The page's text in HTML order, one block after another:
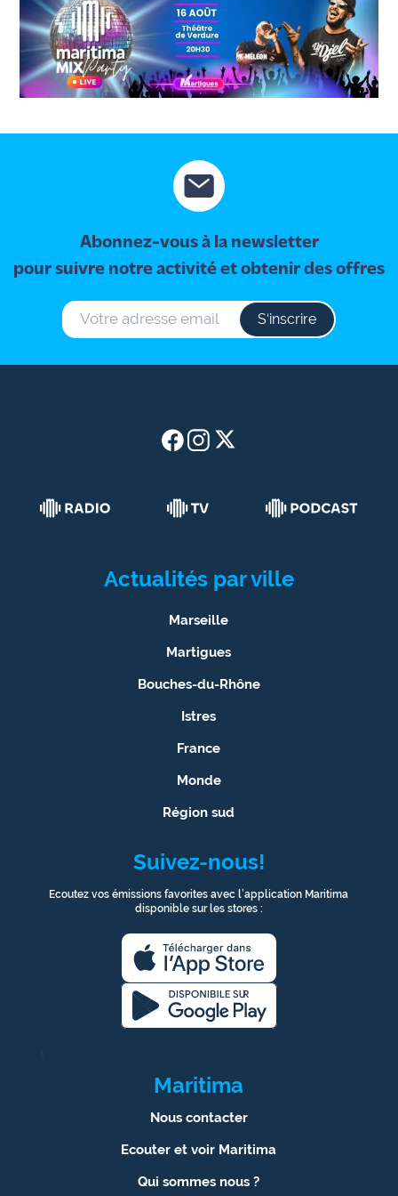
AC/DC au Vélodrome ?
Abonnez-vous à la newsletter
pour suivre notre activité et obtenir des offres
S‘inscrire
Actualités par ville
Marseille
Martigues
Bouches-du-Rhône
Istres
France
Monde
Région sud
Suivez-nous!
Ecoutez vos émissions favorites avec l’application Maritima
disponible sur les stores :
1
Maritima
Nous contacter
Ecouter et voir Maritima
Qui sommes nous ?